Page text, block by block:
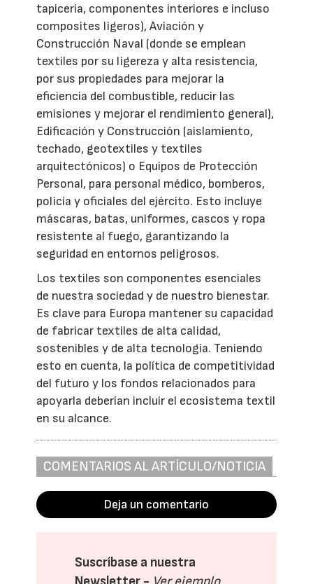
tapicería, componentes interiores e incluso
composites ligeros), Aviación y
Construcción Naval (donde se emplean
textiles por su ligereza y alta resistencia,
por sus propiedades para mejorar la
eficiencia del combustible, reducir las
emisiones y mejorar el rendimiento general),
Edificación y Construcción (aislamiento,
techado, geotextiles y textiles
arquitectónicos) o Equipos de Protección
Personal, para personal médico, bomberos,
policía y oficiales del ejército. Esto incluye
máscaras, batas, uniformes, cascos y ropa
resistente al fuego, garantizando la
seguridad en entornos peligrosos.
Los textiles son componentes esenciales
de nuestra sociedad y de nuestro bienestar.
Es clave para Europa mantener su capacidad
de fabricar textiles de alta calidad,
sostenibles y de alta tecnología. Teniendo
esto en cuenta, la política de competitividad
del futuro y los fondos relacionados para
apoyarla deberían incluir el ecosistema textil
en su alcance.
COMENTARIOS AL ARTÍCULO/NOTICIA
Deja un comentario
Suscríbase a nuestra